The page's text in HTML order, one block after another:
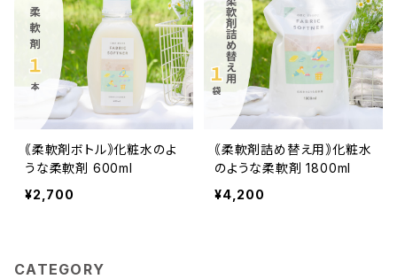
｟柔軟剤ボトル｠化粧水のよ
うな柔軟剤 600ml
¥2,700
｟柔軟剤詰め替え用｠化粧水
のような柔軟剤 1800ml
¥4,200
CATEGORY